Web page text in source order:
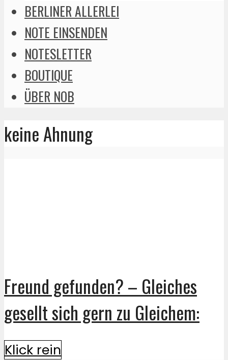
BERLINER ALLERLEI
NOTE EINSENDEN
NOTESLETTER
BOUTIQUE
ÜBER NOB
keine Ahnung
Freund gefunden? – Gleiches
gesellt sich gern zu Gleichem:
Klick rein